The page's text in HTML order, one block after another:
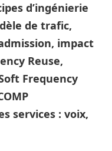
d’ingénierie
de trafic,
impact
Reuse,
Frequency
services : voix,